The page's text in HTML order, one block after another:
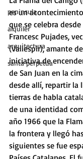
peninsula
alquiler
arquitectura
santa perpetua
es un
que se celebra desde
Francesc Pujades,
(Vallespir), amante
iniciativa de
de San Juan en la
desde allí, repartir la
tierras de habla
de una identidad
año 1966 que la
la frontera y llegó
siguientes se fue